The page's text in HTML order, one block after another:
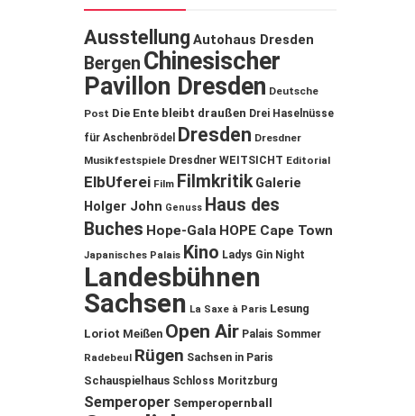
Ausstellung Autohaus Dresden
Bergen Chinesischer
Pavillon Dresden Deutsche
Post Die Ente bleibt draußen Drei Haselnüsse
für Aschenbrödel
Dresden Dresdner
Musikfestspiele Dresdner WEITSICHT Editorial
ElbUferei Film Filmkritik Galerie
Holger John Genuss Haus des
Buches Hope-Gala HOPE Cape Town
Japanisches Palais Kino Ladys Gin Night
Landesbühnen
Sachsen La Saxe à Paris Lesung
Loriot Meißen Open Air Palais Sommer
Radebeul Rügen Sachsen in Paris
Schauspielhaus Schloss Moritzburg
Semperoper Semperopernball